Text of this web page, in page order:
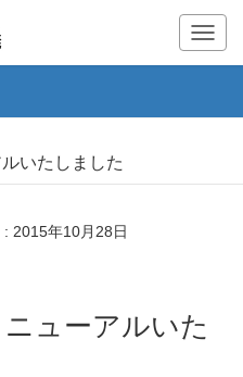
T
t
i
いたしました
: 2015年10月28日